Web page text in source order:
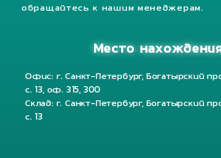
обращайтесь к нашим менеджерам.
Место
Офис: г. Санкт-Петербург, Богатырский
с. 13, оф. 315, 300
Склад: г. Санкт-Петербург, Богатырский
с. 13